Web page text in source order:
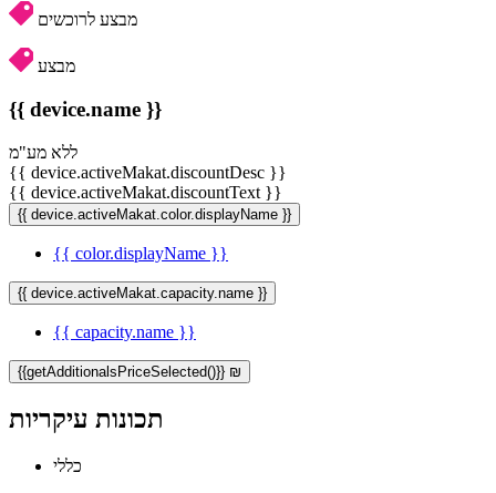
מבצע לרוכשים
מבצע
{{ device.name }}
ללא מע"מ
{{ device.activeMakat.discountDesc }}
{{ device.activeMakat.discountText }}
{{ device.activeMakat.color.displayName }}
{{ color.displayName }}
{{ device.activeMakat.capacity.name }}
{{ capacity.name }}
{{getAdditionalsPriceSelected()}} ₪
תכונות עיקריות
כללי